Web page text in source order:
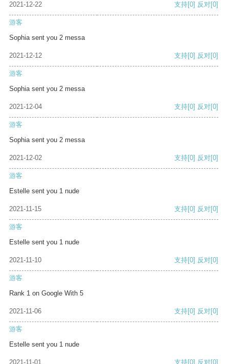
2021-12-22 支持[0] 反对[0]
游客
Sophia sent you 2 messa
2021-12-12 支持[0] 反对[0]
游客
Sophia sent you 2 messa
2021-12-04 支持[0] 反对[0]
游客
Sophia sent you 2 messa
2021-12-02 支持[0] 反对[0]
游客
Estelle sent you 1 nude
2021-11-15 支持[0] 反对[0]
游客
Estelle sent you 1 nude
2021-11-10 支持[0] 反对[0]
游客
Rank 1 on Google With 5
2021-11-06 支持[0] 反对[0]
游客
Estelle sent you 1 nude
2021-11-01 支持[0] 反对[0]